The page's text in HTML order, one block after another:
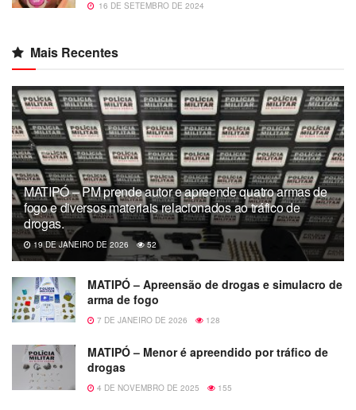
16 DE SETEMBRO DE 2024
Mais Recentes
MATIPÓ – PM prende autor e apreende quatro armas de
fogo e diversos materiais relacionados ao tráfico de
drogas.
19 DE JANEIRO DE 2026 52
MATIPÓ – Apreensão de drogas e simulacro de
arma de fogo
7 DE JANEIRO DE 2026 128
MATIPÓ – Menor é apreendido por tráfico de
drogas
4 DE NOVEMBRO DE 2025 155